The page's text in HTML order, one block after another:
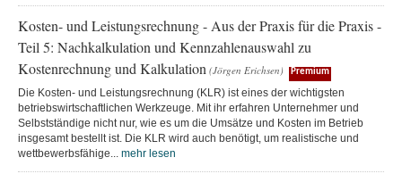
Kosten- und Leistungsrechnung - Aus der Praxis für die Praxis -
Teil 5: Nachkalkulation und Kennzahlenauswahl zu
Kostenrechnung und Kalkulation (Jörgen Erichsen) Premium
Die Kosten- und Leistungsrechnung (KLR) ist eines der wichtigsten
betriebswirtschaftlichen Werkzeuge. Mit ihr erfahren Unternehmer und
Selbstständige nicht nur, wie es um die Umsätze und Kosten im Betrieb
insgesamt bestellt ist. Die KLR wird auch benötigt, um realistische und
wettbewerbsfähige... mehr lesen